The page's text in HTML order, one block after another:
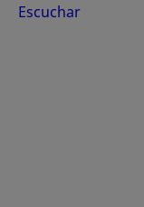
Escuchar